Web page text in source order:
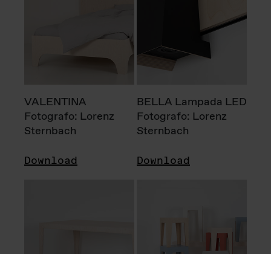
VALENTINA
Fotografo: Lorenz
Sternbach
Download
BELLA Lampada LED
Fotografo: Lorenz
Sternbach
Download